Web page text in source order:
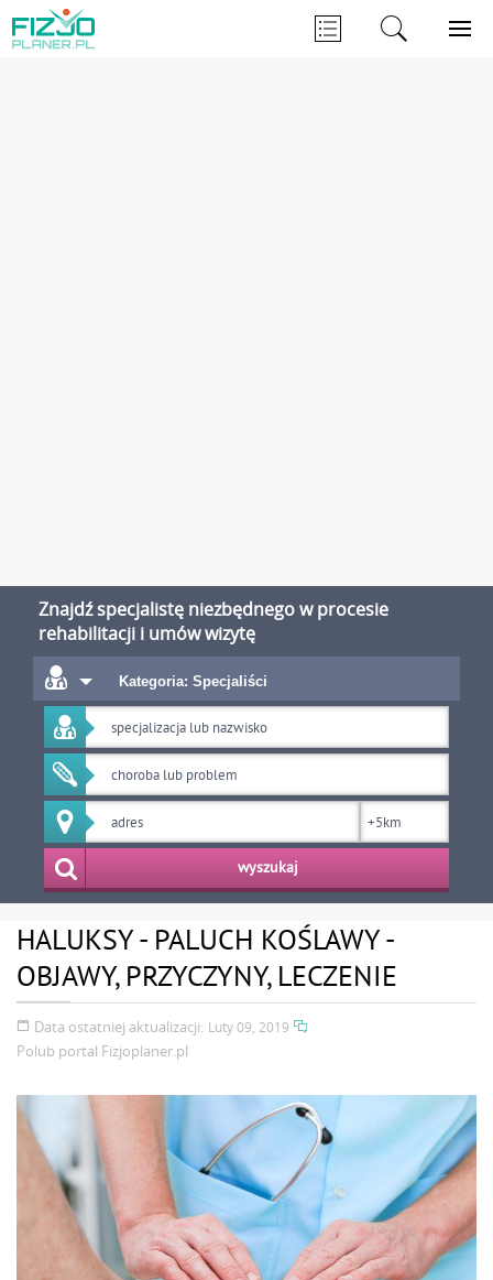
Znajdź specjalistę niezbędnego w procesie
rehabilitacji i umów wizytę
Kategoria: Specjaliści
wyszukaj
HALUKSY - PALUCH KOŚLAWY -
OBJAWY, PRZYCZYNY, LECZENIE
Data ostatniej aktualizacji: Luty 09, 2019
Polub portal Fizjoplaner.pl